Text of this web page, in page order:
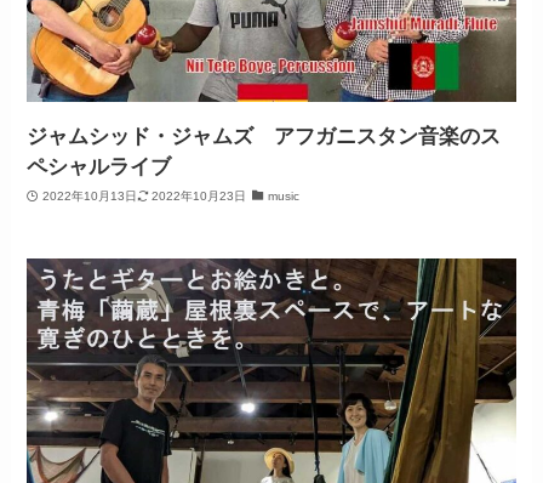
ジャムシッド・ジャムズ アフガニスタン音楽のス
ペシャルライブ
2022年10月13日 2022年10月23日 music